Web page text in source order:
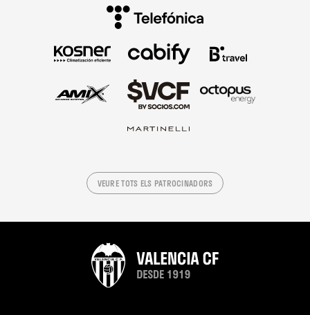
VEURE TOTS ELS PATROCINADORS